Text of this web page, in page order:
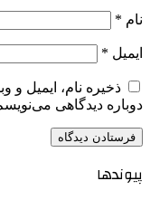
نام *
ایمیل *
ذخیره نام، ایمیل
دوباره دیدگاهی
پیوندها